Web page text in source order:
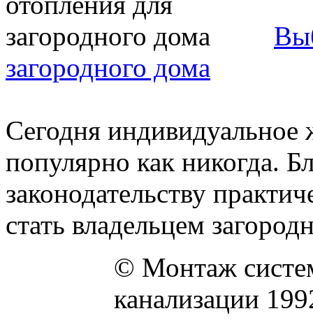
загородного дома
Сегодня
популярно как никогда.
законодательству
стать владельцем
© Монтаж
канализации